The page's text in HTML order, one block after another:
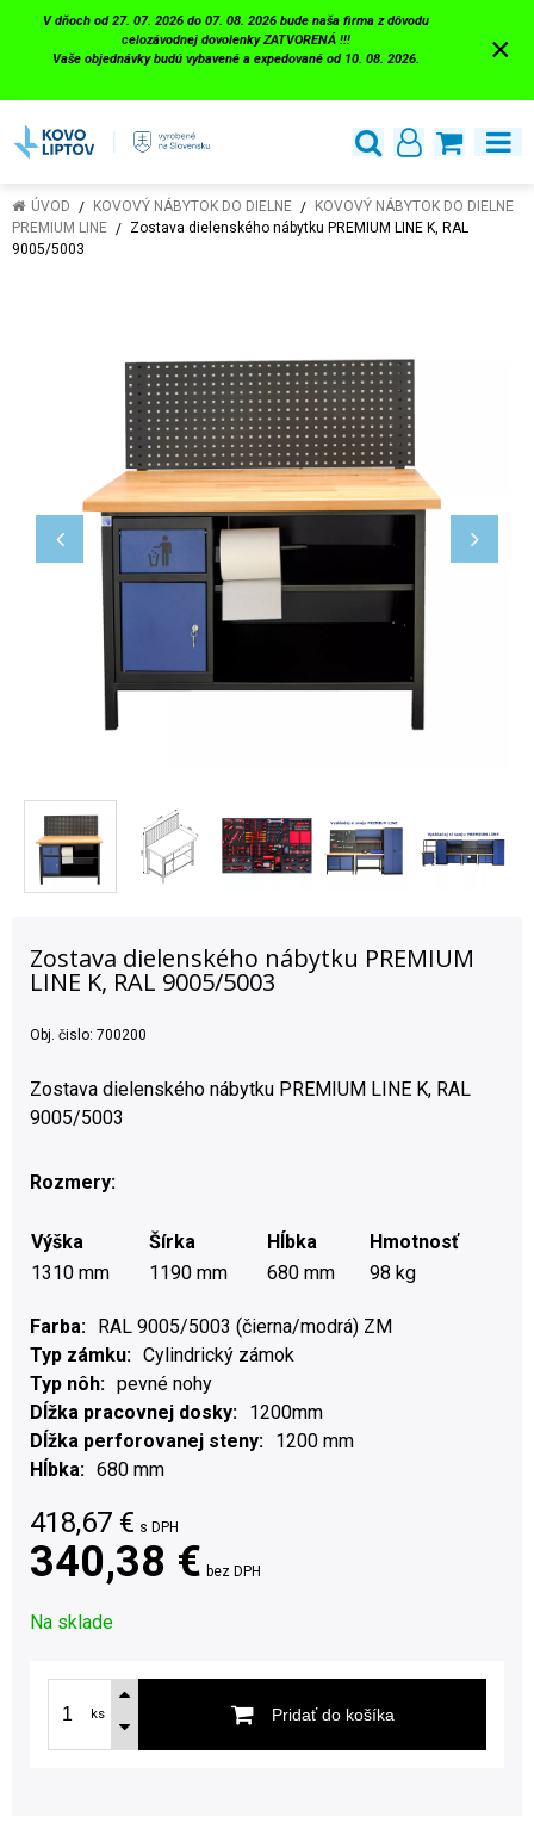
V dňoch od 27. 07. 2026 do 07. 08. 2026 bude naša firma z dôvodu
celozávodnej dovolenky ZATVORENÁ !!!
Vaše objednávky budú vybavené a expedované od 10. 08. 2026.
×
ÚVOD KOVOVÝ NÁBYTOK DO DIELNE
KOVOVÝ NÁBYTOK DO DIELNE
PREMIUM LINE
Zostava dielenského nábytku PREMIUM LINE K, RAL
9005/5003
Zostava dielenského nábytku PREMIUM
LINE K, RAL 9005/5003
Obj. čislo: 700200
Zostava dielenského nábytku PREMIUM LINE K, RAL
9005/5003
Rozmery:
Výška Šírka Hĺbka
Hmotnosť
1310 mm
1190 mm 680 mm 98 kg
Farba
RAL 9005/5003 (čierna/modrá) ZM
Typ zámku
Cylindrický zámok
Typ nôh
pevné nohy
Dĺžka pracovnej dosky
1200mm
Dĺžka perforovanej steny
1200 mm
Hĺbka
680 mm
418,67 € s DPH
340,38 € bez DPH
Na sklade
ks Pridať do košíka